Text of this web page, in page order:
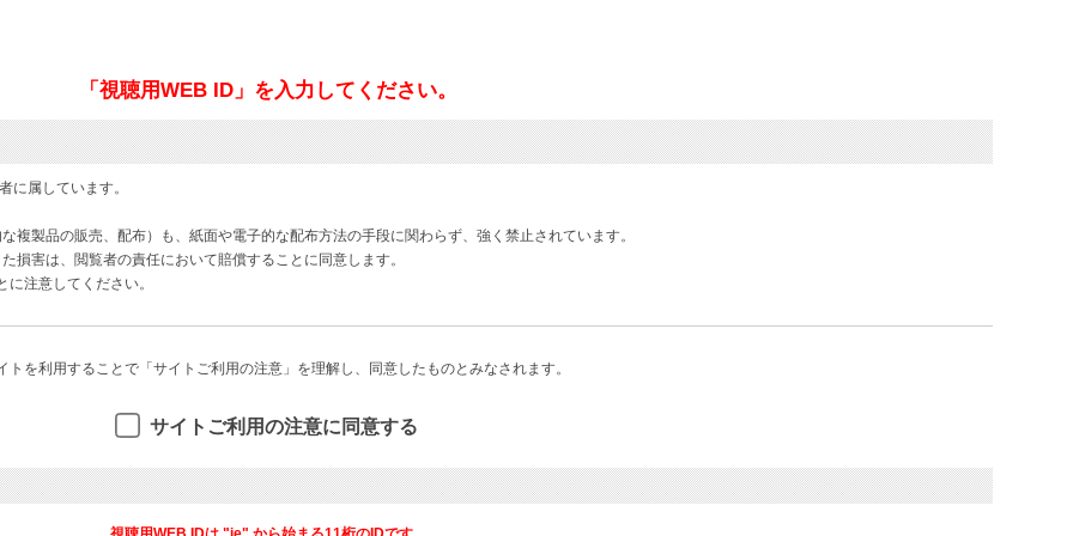
「視聴用WEB ID」を入力してください。
に属しています。
複製品の販売、配布）も、紙面や電子的な配布方法の手段に関わらず、強く禁止されています。
損害は、閲覧者の責任において賠償することに同意します。
注意してください。
トを利用することで「サイトご利用の注意」を理解し、同意したものとみなされます。
サイトご利用の注意に同意する